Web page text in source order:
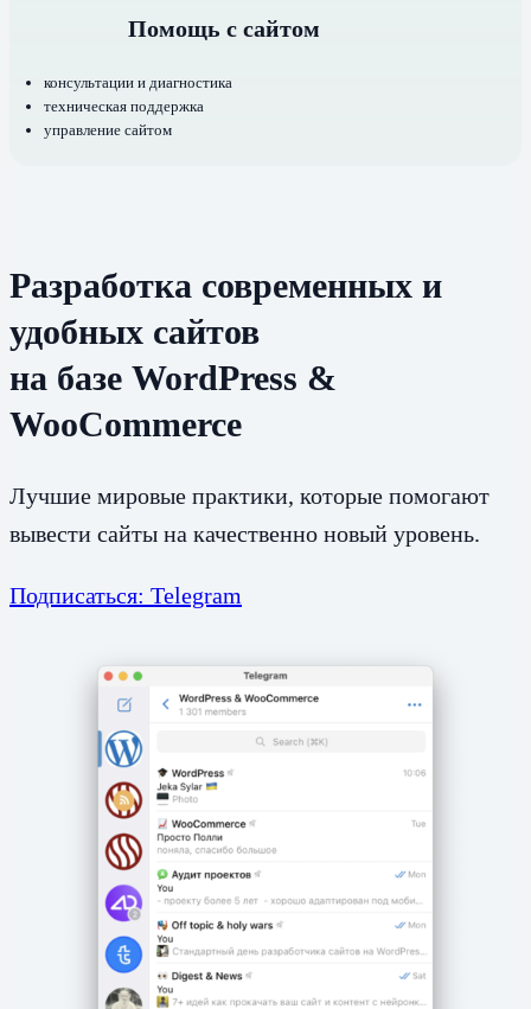
Помощь с сайтом
консультации и диагностика
техническая поддержка
управление сайтом
Разработка современных и
удобных сайтов
на базе WordPress &
WooCommerce
Лучшие мировые практики, которые помогают
вывести сайты на качественно новый уровень.
Подписаться: Telegram